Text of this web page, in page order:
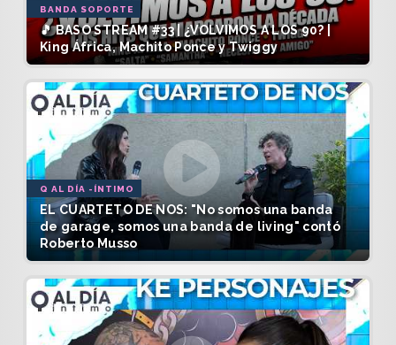
BANDA SOPORTE
🎵 BASO STREAM #33 | ¿VOLVIMOS A LOS 90? |
King África, Machito Ponce y Twiggy
Q AL DÍA -ÍNTIMO
EL CUARTETO DE NOS: "No somos una banda
de garage, somos una banda de living" contó
Roberto Musso